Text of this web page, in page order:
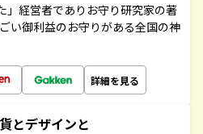
」経営者でありお守り研究家の著
い御利益のお守りがある全国の神
詳細を見る
とデザインと